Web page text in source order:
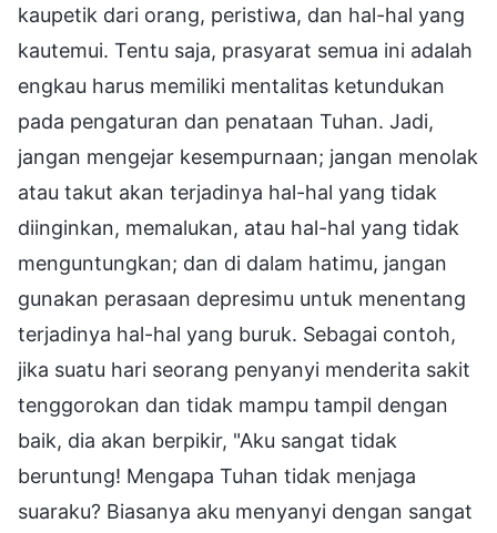
kaupetik dari orang, peristiwa, dan hal-hal yang
kautemui. Tentu saja, prasyarat semua ini adalah
engkau harus memiliki mentalitas ketundukan
pada pengaturan dan penataan Tuhan. Jadi,
jangan mengejar kesempurnaan; jangan menolak
atau takut akan terjadinya hal-hal yang tidak
diinginkan, memalukan, atau hal-hal yang tidak
menguntungkan; dan di dalam hatimu, jangan
gunakan perasaan depresimu untuk menentang
terjadinya hal-hal yang buruk. Sebagai contoh,
jika suatu hari seorang penyanyi menderita sakit
tenggorokan dan tidak mampu tampil dengan
baik, dia akan berpikir, "Aku sangat tidak
beruntung! Mengapa Tuhan tidak menjaga
suaraku? Biasanya aku menyanyi dengan sangat